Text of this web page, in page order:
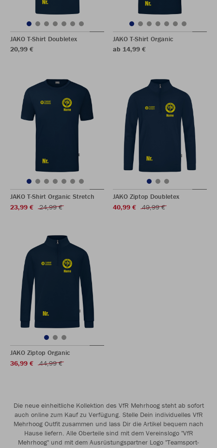
JAKO T-Shirt Doubletex
20,99 €
JAKO T-Shirt Organic
ab 14,99 €
JAKO T-Shirt Organic Stretch
23,99 €
24,99 €
JAKO Ziptop Doubletex
40,99 €
49,99 €
JAKO Ziptop Organic
36,99 €
44,99 €
Die neue einheitliche Kollektion des VfR Mehrhoog steht ab sofort
auch online zum Kauf zu Verfügung. Stelle Dein individuelles VfR
Mehrhoog Outfit zusammen und lass Dir die Artikel bequem nach
Hause liefern. Alle Oberteile sind mit dem Vereinslogo "VfR
Mehrhoog" und mit dem Ausrüstungspartner Logo "Teamsport-